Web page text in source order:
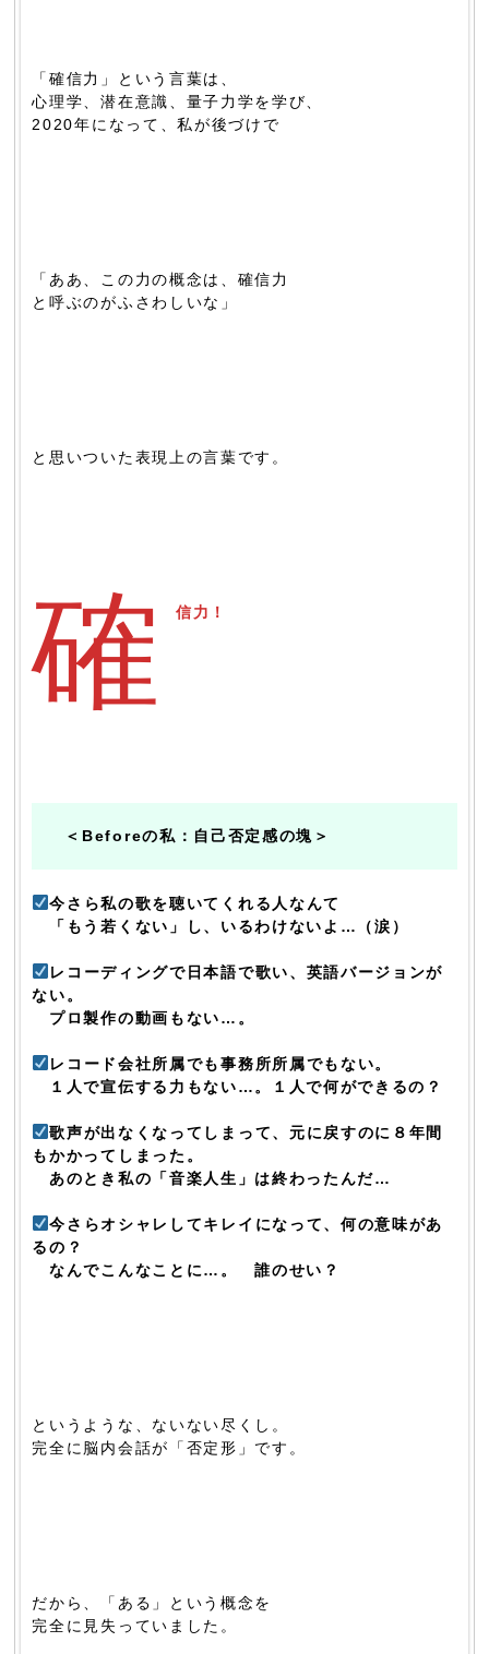
「確信力」という言葉は、
心理学、潜在意識、量子力学を学び、
2020年になって、私が後づけで
「ああ、この力の概念は、確信力
と呼ぶのがふさわしいな」
と思いついた表現上の言葉です。
確 信力！
＜Beforeの私：自己否定感の塊＞
今さら私の歌を聴いてくれる人なんて
「もう若くない」し、いるわけないよ…（涙）
レコーディングで日本語で歌い、英語バージョンが
ない。
プロ製作の動画もない…。
レコード会社所属でも事務所所属でもない。
１人で宣伝する力もない…。１人で何ができるの？
歌声が出なくなってしまって、元に戻すのに８年間
もかかってしまった。
あのとき私の「音楽人生」は終わったんだ…
今さらオシャレしてキレイになって、何の意味があ
るの？
なんでこんなことに…。 誰のせい？
というような、ないない尽くし。
完全に脳内会話が「否定形」です。
だから、「ある」という概念を
完全に見失っていました。